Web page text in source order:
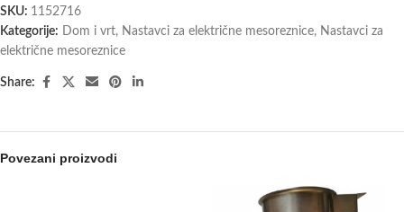
SKU: 1152716
Kategorije: Dom i vrt, Nastavci za električne mesoreznice, Nastavci za
električne mesoreznice
Share:
Povezani proizvodi